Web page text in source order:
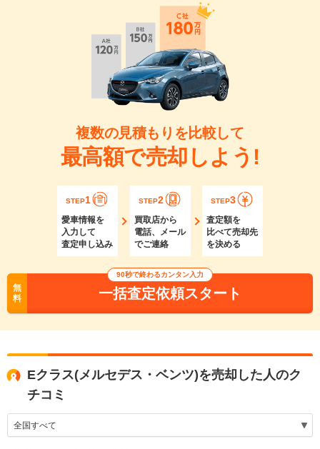
複数の見積もりを比較して
最高額で売却しよう!
STEP1
愛車情報を
入力して
査定申し込み
STEP2
買取店から
電話、メール
でご連絡
STEP3
査定額を
比べて売却先
を決める
無
料
90秒で終わるカンタン入力
一括査定依頼スタート
Eクラス(メルセデス・ベンツ)を売却した人のク
チコミ